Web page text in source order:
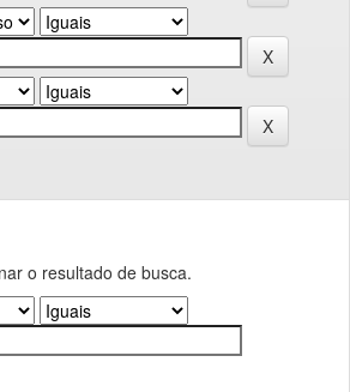
o resultado de busca.